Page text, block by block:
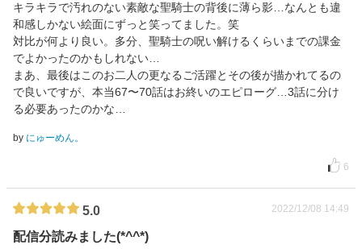
キラキラで汚れのない素敵な聖騎士の背後に薄ら影…なんとも違
和感しかない絵面にずっと笑ってました。笑
対比が何より良い。多分、聖騎士の呪い解けるくらいまでの課金
でよかったのかもしれない…
まあ、最後はこのお二人の更なるご活躍とその後が描かれてるの
で良いですが、本当67〜70話はお終いのエピローグ…3話に分け
る必要あったのかな…
by にゅーめん。
6
5.0 2022/12/08 14:49
配信分読みました(*^^*)